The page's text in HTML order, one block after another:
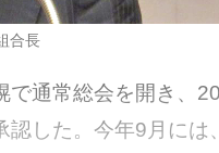
合長
通常総会を開き、
した。今年9月には